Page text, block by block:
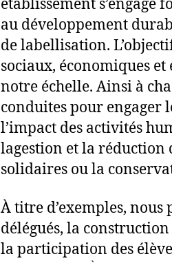
établissement s’engage
au développement
de labellisation.
sociaux, économiques
notre échelle. Ainsi à
conduites pour engager
l’impact des activités
lagestion et la réduction
solidaires ou la
À titre d’exemples, nous
délégués, la
la participation des